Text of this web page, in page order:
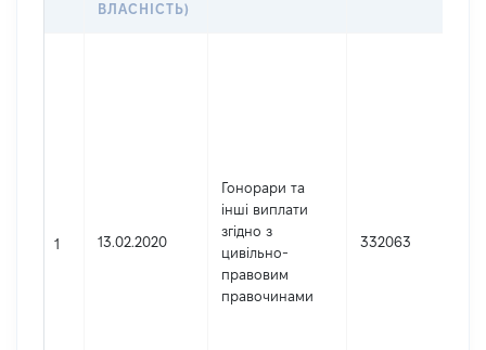
ВЛАСНІСТЬ)
1 13.02.2020
Гонорари та
інші виплати
згідно з
цивільно-
правовим
правочинами
332063